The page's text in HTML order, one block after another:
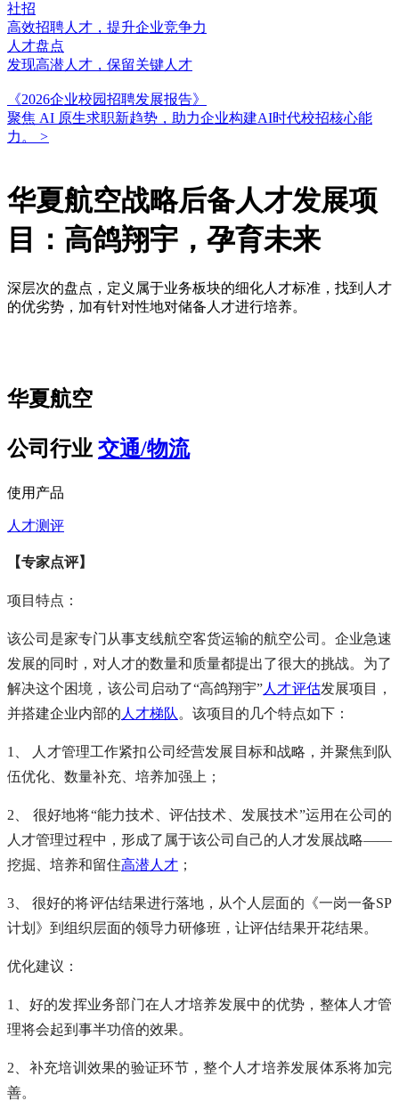
社招
高效招聘人才，提升企业竞争力
人才盘点
发现高潜人才，保留关键人才
《2026企业校园招聘发展报告》
聚焦 AI 原生求职新趋势，助力企业构建AI时代校招核心能
力。
>
华夏航空战略后备人才发展项
目：高鸽翔宇，孕育未来
深层次的盘点，定义属于业务板块的细化人才标准，找到人才
的优劣势，加有针对性地对储备人才进行培养。
华夏航空
公司行业 交通/物流
使用产品
人才测评
【专家点评】
项目特点：
该公司是家专门从事支线航空客货运输的航空公司。企业急速
发展的同时，对人才的数量和质量都提出了很大的挑战。为了
解决这个困境，该公司启动了“高鸽翔宇”人才评估发展项目，
并搭建企业内部的 人才梯队 。该项目的几个特点如下：
1、 人才管理工作紧扣公司经营发展目标和战略，并聚焦到队
伍优化、数量补充、培养加强上；
2、 很好地将“能力技术、评估技术、发展技术”运用在公司的
人才管理过程中，形成了属于该公司自己的人才发展战略——
挖掘、培养和留住高潜人才 ；
3、 很好的将评估结果进行落地，从个人层面的《一岗一备SP
计划》到组织层面的领导力研修班，让评估结果开花结果。
优化建议：
1、好的发挥业务部门在人才培养发展中的优势，整体人才管
理将会起到事半功倍的效果。
2、补充培训效果的验证环节，整个人才培养发展体系将加完
善。